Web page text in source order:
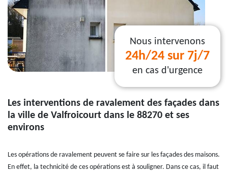
Nous intervenons
24h/24 sur 7j/7
en cas d'urgence
Les interventions de ravalement des façades dans
la ville de Valfroicourt dans le 88270 et ses
environs
Les opérations de ravalement peuvent se faire sur les façades des maisons.
En effet, la technicité de ces opérations est à souligner. Dans ce cas, il faut